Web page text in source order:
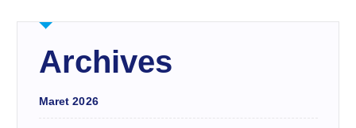
Archives
Maret 2026